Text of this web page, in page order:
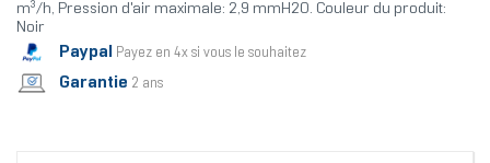
m³/h, Pression d'air maximale: 2,9 mmH2O. Couleur du produit:
Noir
Paypal Payez en 4x si vous le souhaitez
Garantie 2 ans